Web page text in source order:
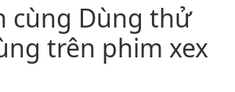
cùng Dùng thử
trên phim xex